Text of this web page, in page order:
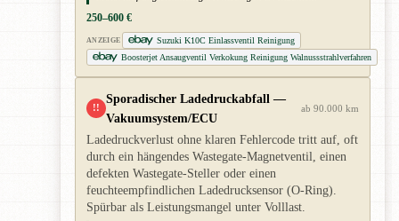
250–600 €
ANZEIGE
Suzuki K10C Einlassventil Reinigung
Boosterjet Ansaugventil Verkokung Reinigung Walnussstrahlverfahren
!!
Sporadischer Ladedruckabfall —
Vakuumsystem/ECU
ab 90.000 km
Ladedruckverlust ohne klaren Fehlercode tritt auf, oft
durch ein hängendes Wastegate-Magnetventil, einen
defekten Wastegate-Steller oder einen
feuchteempfindlichen Ladedrucksensor (O-Ring).
Spürbar als Leistungsmangel unter Volllast.